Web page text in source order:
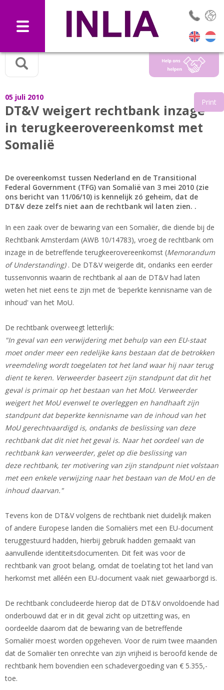
05 juli 2010
DT&V weigert rechtbank inzage
in terugkeerovereenkomst met
Somalië
Print
De overeenkomst tussen Nederland en de Transitional
Federal Government (TFG) van Somalië van 3 mei 2010 (zie
ons bericht van 11/06/10) is kennelijk zó geheim, dat de
DT&V deze zelfs niet aan de rechtbank wil laten zien. .
In een zaak over de bewaring van een Somaliër, die diende bij de
Rechtbank Amsterdam (AWB 10/14783), vroeg de rechtbank om
inzage in de betreffende terugkeerovereenkomst (Memorandum
of Understanding). De DT&V weigerde dit, ondanks een eerder
tussenvonnis waarin de rechtbank al aan de DT&V had laten
weten het niet eens te zijn met de 'beperkte kennisname van de
inhoud' van het MoU.
De rechtbank overweegt letterlijk:
"In geval van een verwijdering met behulp van een EU-staat
moet onder meer een redelijke kans bestaan dat de betrokken
vreemdeling wordt toegelaten tot het land waar hij naar terug
dient te keren. Verweerder baseert zijn standpunt dat dit het
geval is primair op het bestaan van het MoU. Verweerder
weigert het MoU evenwel te overleggen en handhaaft zijn
standpunt dat beperkte kennisname van de inhoud van het
MoU gerechtvaardigd is, ondanks de beslissing van deze
rechtbank dat dit niet het geval is. Naar het oordeel van de
rechtbank kan verweerder, gelet op die beslissing van
deze rechtbank, ter motivering van zijn standpunt niet volstaan
met een enkele verwijzing naar het bestaan van de MoU en de
inhoud daarvan."
Tevens kon de DT&V volgens de rechtbank niet duidelijk maken
of andere Europese landen die Somaliërs met een EU-document
teruggestuurd hadden, hierbij gebruik hadden gemaakt van
aanvullende identiteitsdocumenten. Dit feit was voor de
rechtbank van groot belang, omdat de toelating tot het land van
herkomst met alléén een EU-document vaak niet gewaarborgd is.
De rechtbank concludeerde hierop dat de DT&V onvoldoende had
onderbouwd dat er in dit geval zicht op uitzetting was, en
oordeelde daarom dat de bewaring van de betreffende
Somaliër moest worden opgeheven. Voor de ruim twee maanden
dat de Somaliër ten onrechte van zijn vrijheid is beroofd kende de
rechtbank hem bovendien een schadevergoeding van € 5.355,-
toe.